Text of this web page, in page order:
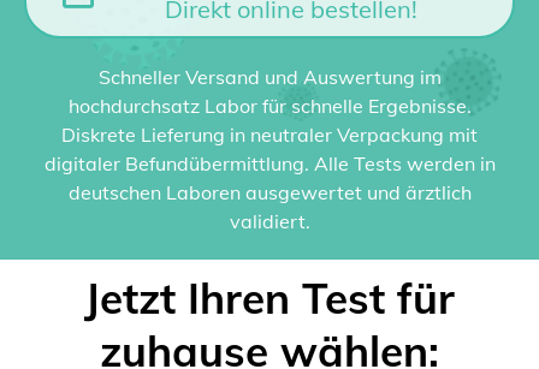
Direkt online bestellen!
Schneller Versand und Auswertung im
hochdurchsatz Labor für schnelle Ergebnisse.
Diskrete Lieferung in neutraler Verpackung mit
digitaler Befundübermittlung. Alle Tests werden in
deutschen Laboren ausgewertet und ärztlich
validiert.
Jetzt Ihren Test für
zuhause wählen: